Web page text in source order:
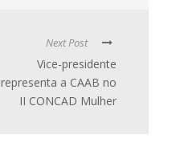
Next Post
Vice-presidente
representa a CAAB no
II CONCAD Mulher